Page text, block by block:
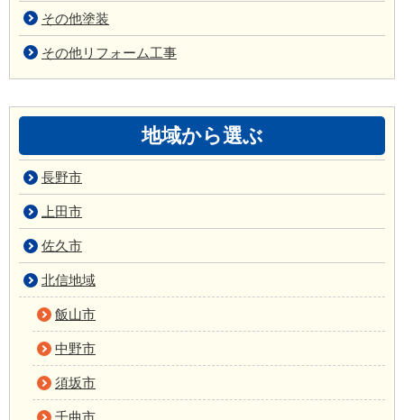
その他塗装
その他リフォーム工事
地域から選ぶ
長野市
上田市
佐久市
北信地域
飯山市
中野市
須坂市